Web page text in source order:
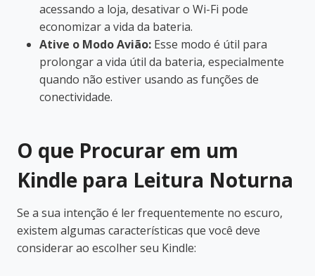
acessando a loja, desativar o Wi-Fi pode
economizar a vida da bateria.
Ative o Modo Avião: Esse modo é útil para
prolongar a vida útil da bateria, especialmente
quando não estiver usando as funções de
conectividade.
O que Procurar em um
Kindle para Leitura Noturna
Se a sua intenção é ler frequentemente no escuro,
existem algumas características que você deve
considerar ao escolher seu Kindle: